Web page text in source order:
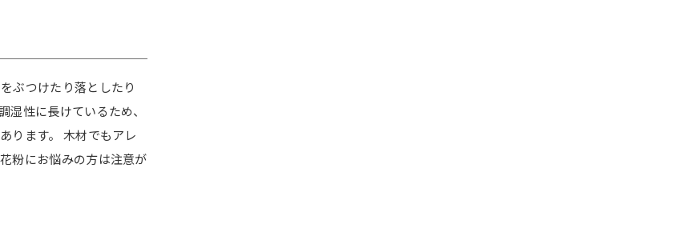
ぶつけたり落としたり
湿性に長けているため、
ります。 木材でもアレ
粉にお悩みの方は注意が